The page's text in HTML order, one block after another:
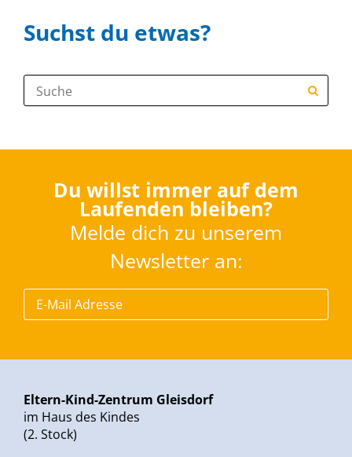
Suchst du etwas?
Suche:
Du willst immer auf dem
Laufenden bleiben?
Melde dich zu unserem
Newsletter an:
Eltern-Kind-Zentrum Gleisdorf
im Haus des Kindes
(2. Stock)